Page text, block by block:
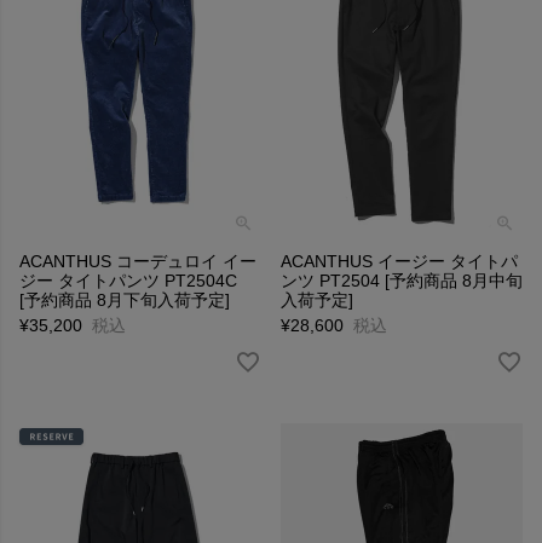
ACANTHUS コーデュロイ イー
ジー タイトパンツ PT2504C
[予約商品 8月下旬入荷予定]
¥35,200 税込
ACANTHUS イージー タイトパ
ンツ PT2504 [予約商品 8月中旬
入荷予定]
¥28,600 税込